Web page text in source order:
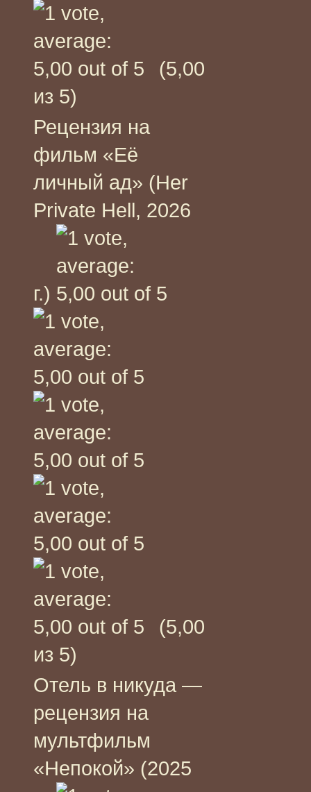
(5,00
из 5)
Рецензия на
фильм «Её
личный ад» (Her
Private Hell, 2026
г.)
(5,00
из 5)
Отель в никуда —
рецензия на
мультфильм
«Непокой» (2025